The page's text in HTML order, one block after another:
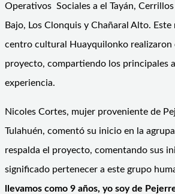
Operativos Sociales a el Tayán, Cerrillos
Bajo, Los Clonquis y Chañaral Alto. Este
centro cultural Huayquilonko realizaron
proyecto, compartiendo los principales
experiencia.
Nicoles Cortes, mujer proveniente de
Tulahuén, comentó su inicio en la
respalda el proyecto, comentando sus
significado pertenecer a este grupo
llevamos como 9 años, yo soy de